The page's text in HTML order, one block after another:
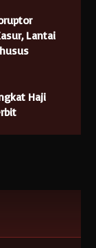
Lantai
Haji